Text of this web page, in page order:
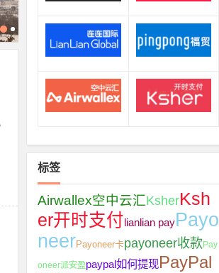
标签
Airwallex空中云汇KsherKsh
er开时支付 lianlian payPayo
neerPayoneer卡payoneer收款Pay
oneer派安盈paypal如何提现PayPal